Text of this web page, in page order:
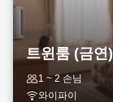
더
총액
(세금 포함)
1박
라 고
트윈룸 (금연)
1 ~ 2 손님
와이파이